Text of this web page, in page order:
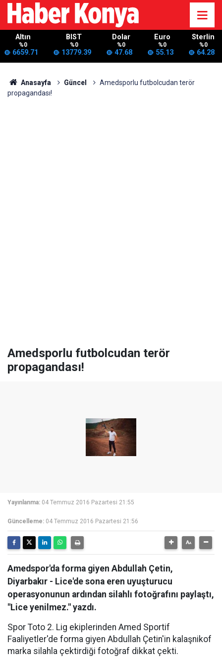
Altın
%0
6659.71
BIST
%0
13779.39
Dolar
%0
47.68
Euro
%0
55.13
Sterlin
%0
64.28
Anasayfa Güncel
Amedsporlu futbolcudan terör
propagandası!
Amedsporlu futbolcudan terör
propagandası!
Yayınlanma: 04 Temmuz 2016 Pazartesi 21:55
Güncelleme: 04 Temmuz 2016 Pazartesi 21:56
Amedspor'da forma giyen Abdullah Çetin,
Diyarbakır - Lice'de sona eren uyuşturucu
operasyonunun ardından silahlı fotoğrafını paylaştı,
"Lice yenilmez." yazdı.
Spor Toto 2. Lig ekiplerinden Amed Sportif
Faaliyetler'de forma giyen Abdullah Çetin'in kalaşnikof
marka silahla çektirdiği fotoğraf dikkat çekti.